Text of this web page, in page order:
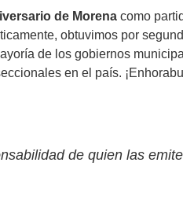
de Morena como
obtuvimos por
de los gobiernos
en el país.
de quien las